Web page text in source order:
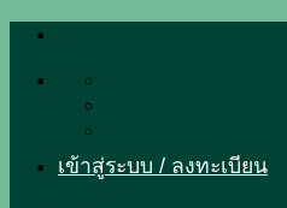
ข้าม
เข้าสู่ระบบ / ลงทะเบียน